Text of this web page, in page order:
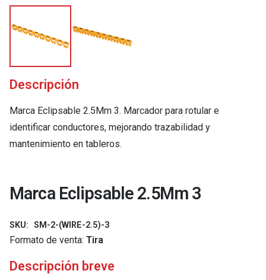
Descripción
Marca Eclipsable 2.5Mm 3. Marcador para rotular e
identificar conductores, mejorando trazabilidad y
mantenimiento en tableros.
Marca Eclipsable 2.5Mm 3
SKU: SM-2-(WIRE-2.5)-3
Formato de venta: Tira
Descripción breve